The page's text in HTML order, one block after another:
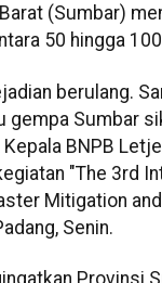
(Sumbar)
50 hingga
berulang.
gempa Sumbar
BNPB
"The 3rd
Mitigation
Senin.